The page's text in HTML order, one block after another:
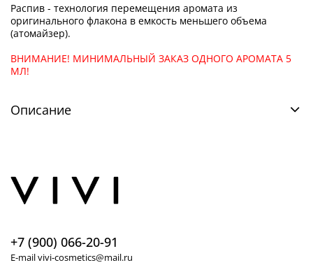
Распив - технология перемещения аромата из
оригинального флакона в емкость меньшего объема
(атомайзер).
ВНИМАНИЕ! МИНИМАЛЬНЫЙ ЗАКАЗ ОДНОГО АРОМАТА 5
МЛ!
Описание
+7 (900) 066-20-91
E-mail vivi-cosmetics@mail.ru